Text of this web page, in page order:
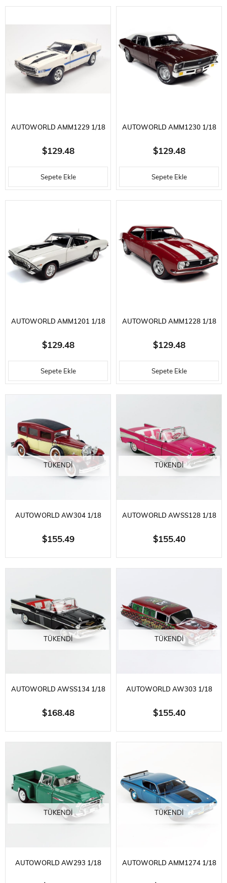
AUTOWORLD AMM1229 1/18
ÖLÇEK, 1970 SHELBY GT-500
(CLASS OF 1970), WIMBLETON
WHITE, SERGILEMEYE HAZIR
$129.48
Sepete Ekle
AUTOWORLD AMM1230 1/18
ÖLÇEK, 1970 CHEVY NOVA SS
396 (MCACN CLASS OF 1970),
BLACK CHERRY, SERGILEMEYE
$129.48
Sepete Ekle
AUTOWORLD AMM1201 1/18
ÖLÇEK, 1968 CHEVY NICKEY
CHEVELLE SS HARDTOP,
ERMINE WHITE, SERGILEMEYE
$129.48
Sepete Ekle
AUTOWORLD AMM1228 1/18
ÖLÇEK, 1967 NICKEY
CHEVROLET CAMARO Z28
(MCACN), BOLERO RED,
$129.48
Sepete Ekle
TÜKENDI
AUTOWORLD AW304 1/18
ÖLÇEK, 1931 PEERLESS
$155.49
TÜKENDI
AUTOWORLD AWSS128 1/18
ÖLÇEK, 1957 CHEVROLET BEL
$155.40
TÜKENDI
AUTOWORLD AWSS134 1/18
ÖLÇEK, 1957 CHEVROLET BEL
SERGILEMEYE HAZIR METAL
ARABA M
$168.48
TÜKENDI
AUTOWORLD AW303 1/18
ÖLÇEK, 1958 CADILLAC
$155.40
TÜKENDI
AUTOWORLD AW293 1/18
TÜKENDI
AUTOWORLD AMM1274 1/18